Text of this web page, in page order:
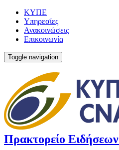
ΚΥΠΕ
Υπηρεσίες
Ανακοινώσεις
Επικοινωνία
Toggle navigation
Πρακτορείο Ειδήσεων